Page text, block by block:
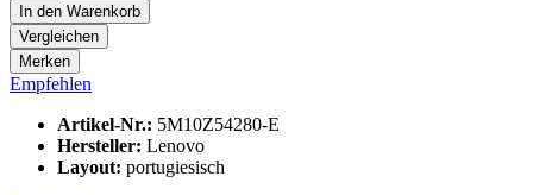
In den Warenkorb
Vergleichen
Merken
Empfehlen
Artikel-Nr.: 5M10Z54280-E
Hersteller: Lenovo
Layout: portugiesisch